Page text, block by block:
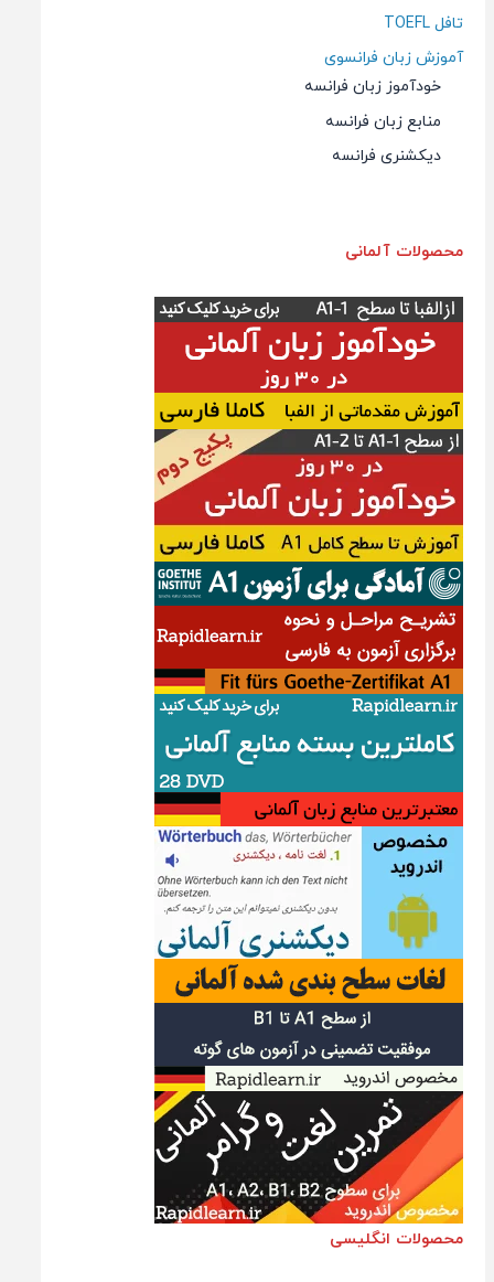
تافل TOEFL
آموزش زبان فرانسوی
خودآموز زبان فرانسه
منابع زبان فرانسه
دیکشنری فرانسه
محصولات آلمانی
محصولات انگلیسی